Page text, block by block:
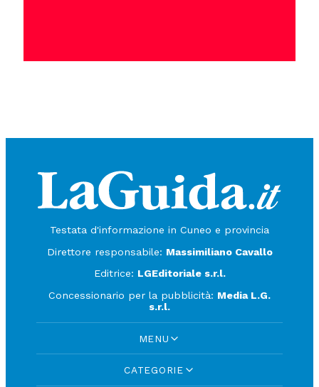
Testata d'informazione in Cuneo e provincia
Direttore responsabile: Massimiliano Cavallo
Editrice: LGEditoriale s.r.l.
Concessionario per la pubblicità: Media L.G.
s.r.l.
MENU
CATEGORIE